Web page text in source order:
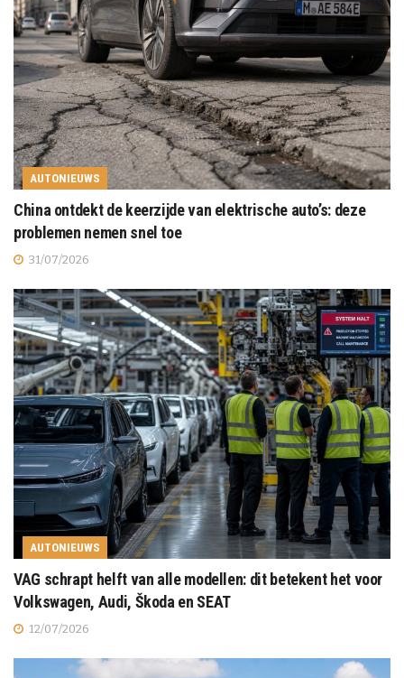
AUTONIEUWS
China ontdekt de keerzijde van elektrische auto’s: deze
problemen nemen snel toe
31/07/2026
AUTONIEUWS
VAG schrapt helft van alle modellen: dit betekent het voor
Volkswagen, Audi, Škoda en SEAT
12/07/2026